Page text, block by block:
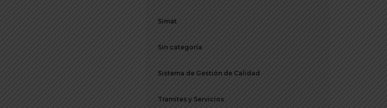
Simat
Sin categoría
Sistema de Gestión de Calidad
Tramites y Servicios